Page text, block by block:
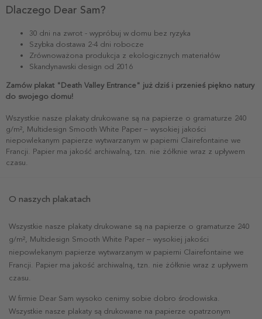
Dlaczego Dear Sam?
30 dni na zwrot - wypróbuj w domu bez ryzyka
Szybka dostawa 2-4 dni robocze
Zrównoważona produkcja z ekologicznych materiałów
Skandynawski design od 2016
Zamów plakat "Death Valley Entrance" już dziś i przenieś piękno natury
do swojego domu!
Wszystkie nasze plakaty drukowane są na papierze o gramaturze 240
g/m², Multidesign Smooth White Paper – wysokiej jakości
niepowlekanym papierze wytwarzanym w papierni Clairefontaine we
Francji. Papier ma jakość archiwalną, tzn. nie żółknie wraz z upływem
czasu.
O naszych plakatach
Wszystkie nasze plakaty drukowane są na papierze o gramaturze 240
g/m², Multidesign Smooth White Paper – wysokiej jakości
niepowlekanym papierze wytwarzanym w papierni Clairefontaine we
Francji. Papier ma jakość archiwalną, tzn. nie żółknie wraz z upływem
czasu.
W firmie Dear Sam wysoko cenimy sobie dobro środowiska.
Wszystkie nasze plakaty są drukowane na papierze opatrzonym